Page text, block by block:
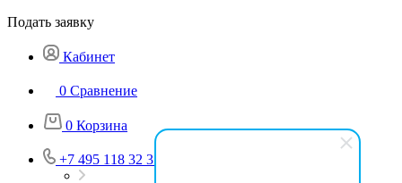
Подать заявку
Кабинет
0 Сравнение
0 Корзина
+7 495 118 32 37